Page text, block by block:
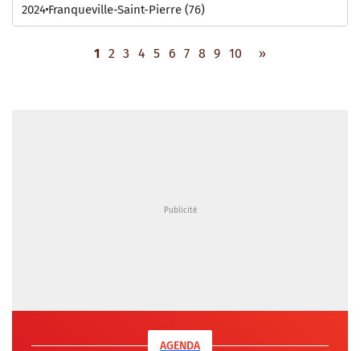
2024 Franqueville-Saint-Pierre (76)
1 2 3 4 5 6 7 8 9 10 »
AGENDA